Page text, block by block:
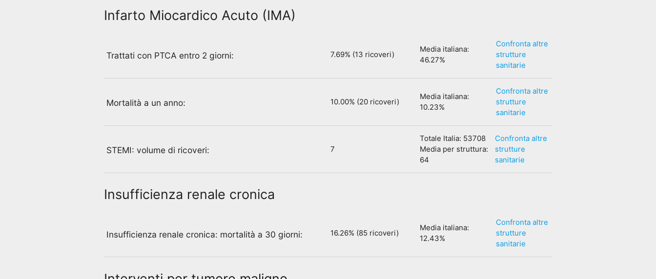
Infarto Miocardico Acuto (IMA)
Trattati con PTCA entro 2 giorni: 7.69% (13 ricoveri)
Media italiana:
46.27%
Confronta altre
strutture
sanitarie
Mortalità a un anno: 10.00% (20 ricoveri)
Media italiana:
10.23%
Confronta altre
strutture
sanitarie
STEMI: volume di ricoveri: 7
Totale Italia: 53708
Media per struttura:
64
Confronta altre
strutture
sanitarie
Insufficienza renale cronica
Insufficienza renale cronica: mortalità a 30 giorni: 16.26% (85 ricoveri)
Media italiana:
12.43%
Confronta altre
strutture
sanitarie